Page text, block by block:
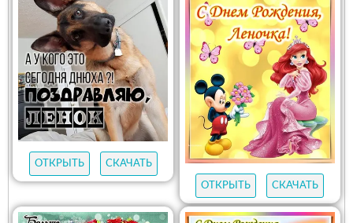
ОТКРЫТЬ СКАЧАТЬ
ОТКРЫТЬ СКАЧАТЬ